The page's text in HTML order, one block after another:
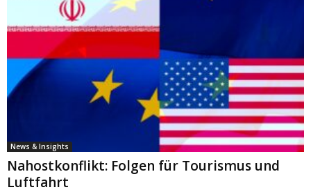
News & Insights
Nahostkonflikt: Folgen für Tourismus und
Luftfahrt